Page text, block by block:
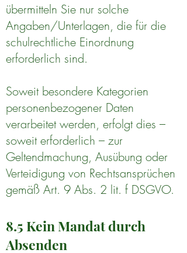
übermitteln Sie nur solche
Angaben/Unterlagen, die für die
schulrechtliche Einordnung
erforderlich sind.
Soweit besondere Kategorien
personenbezogener Daten
verarbeitet werden, erfolgt dies –
soweit erforderlich – zur
Geltendmachung, Ausübung oder
Verteidigung von Rechtsansprüchen
gemäß Art. 9 Abs. 2 lit. f DSGVO.
8.5 Kein Mandat durch
Absenden